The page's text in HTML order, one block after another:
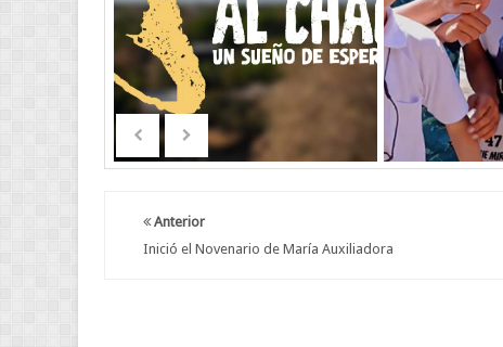
Anterior
Inició el Novenario de María Auxiliadora